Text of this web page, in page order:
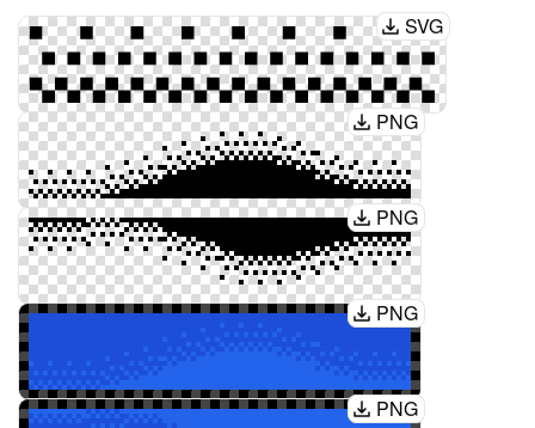
SVG
PNG
PNG
PNG
PNG